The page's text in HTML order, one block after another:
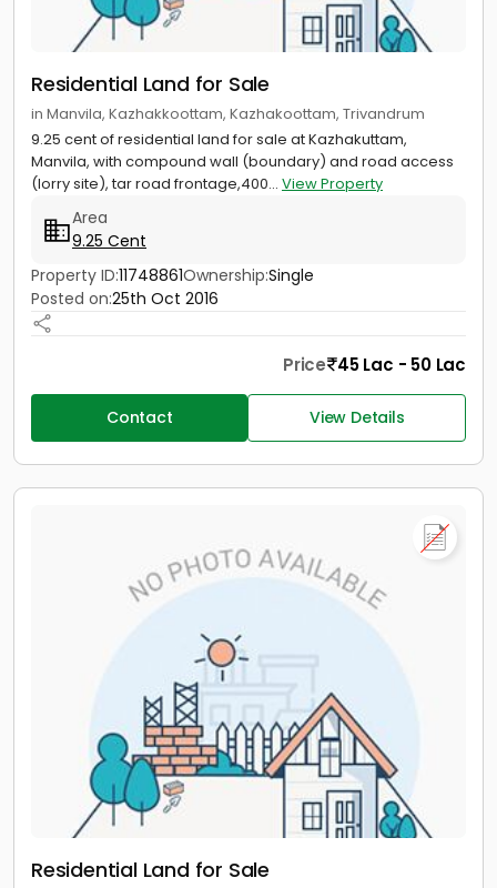
Residential Land for Sale
in Manvila, Kazhakkoottam, Kazhakoottam, Trivandrum
9.25 cent of residential land for sale at Kazhakuttam,
Manvila, with compound wall (boundary) and road access
(lorry site), tar road frontage,400... View Property
Area
9.25 Cent
Property ID:11748861Ownership:Single
Posted on:25th Oct 2016
Price 45 Lac - 50 Lac
Contact View Details
Residential Land for Sale